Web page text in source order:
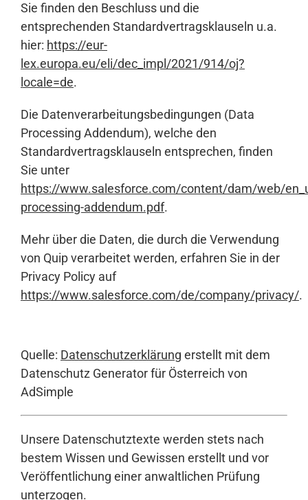
Sie finden den Beschluss und die
entsprechenden Standardvertragsklauseln u.a.
hier: https://eur-
lex.europa.eu/eli/dec_impl/2021/914/oj?
locale=de.
Die Datenverarbeitungsbedingungen (Data
Processing Addendum), welche den
Standardvertragsklauseln entsprechen, finden
Sie unter
https://www.salesforce.com/content/dam/web/
processing-addendum.pdf.
Mehr über die Daten, die durch die Verwendung
von Quip verarbeitet werden, erfahren Sie in der
Privacy Policy auf
https://www.salesforce.com/de/company/privacy/.
Quelle: Datenschutzerklärung erstellt mit dem
Datenschutz Generator für Österreich von
AdSimple
Unsere Datenschutztexte werden stets nach
bestem Wissen und Gewissen erstellt und vor
Veröffentlichung einer anwaltlichen Prüfung
unterzogen.